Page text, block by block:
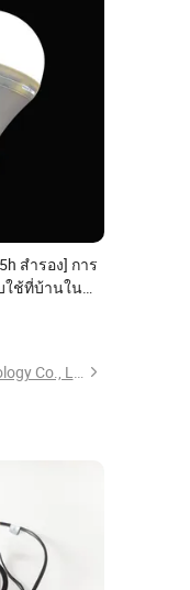
สำรอง] การ
ใช้ที่บ้านใน
า เรือ
Hubei LiBaiChang Technology Co., Ltd.